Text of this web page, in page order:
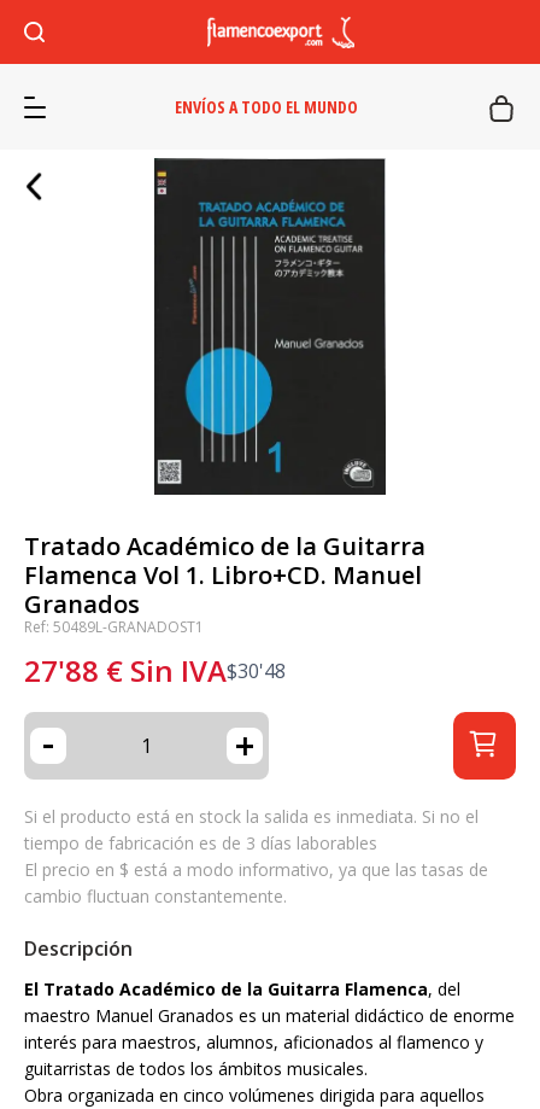
ENVÍOS A TODO EL MUNDO
Tratado Académico de la Guitarra
Flamenca Vol 1. Libro+CD. Manuel
Granados
Ref: 50489L-GRANADOST1
27'88 € Sin IVA$30'48
- +
Si el producto está en stock la salida es inmediata. Si no el
tiempo de fabricación es de 3 días laborables
El precio en $ está a modo informativo, ya que las tasas de
cambio fluctuan constantemente.
Descripción
El Tratado Académico de la Guitarra Flamenca, del
maestro Manuel Granados es un material didáctico de enorme
interés para maestros, alumnos, aficionados al flamenco y
guitarristas de todos los ámbitos musicales.
Obra organizada en cinco volúmenes dirigida para aquellos